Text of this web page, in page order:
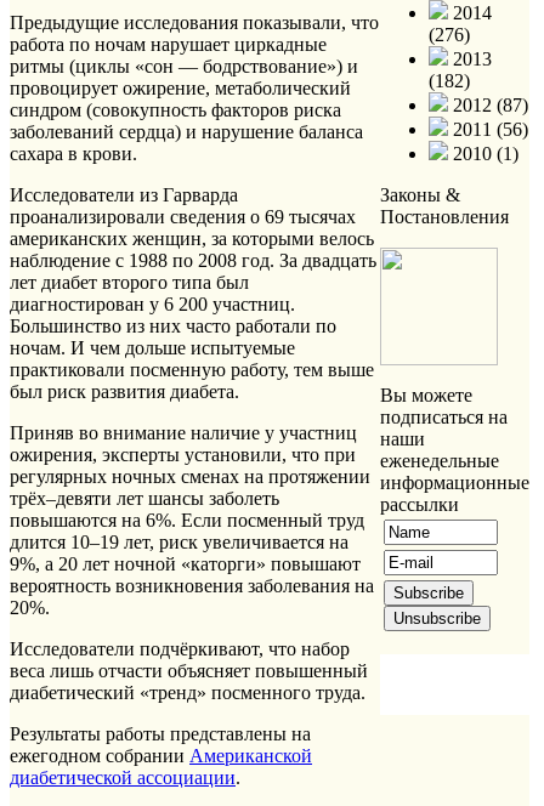
Предыдущие исследования показывали, что
работа по ночам нарушает циркадные
ритмы (циклы «сон — бодрствование») и
провоцирует ожирение, метаболический
синдром (совокупность факторов риска
заболеваний сердца) и нарушение баланса
сахара в крови.
Исследователи из Гарварда
проанализировали сведения о 69 тысячах
американских женщин, за которыми велось
наблюдение с 1988 по 2008 год. За двадцать
лет диабет второго типа был
диагностирован у 6 200 участниц.
Большинство из них часто работали по
ночам. И чем дольше испытуемые
практиковали посменную работу, тем выше
был риск развития диабета.
Приняв во внимание наличие у участниц
ожирения, эксперты установили, что при
регулярных ночных сменах на протяжении
трёх–девяти лет шансы заболеть
повышаются на 6%. Если посменный труд
длится 10–19 лет, риск увеличивается на
9%, а 20 лет ночной «каторги» повышают
вероятность возникновения заболевания на
20%.
Исследователи подчёркивают, что набор
веса лишь отчасти объясняет повышенный
диабетический «тренд» посменного труда.
Результаты работы представлены на
ежегодном собрании Американской
диабетической ассоциации.
2014
(276)
2013
(182)
2012 (87)
2011 (56)
2010 (1)
Законы &
Постановления
Вы можете
подписаться на
наши
еженедельные
информационные
рассылки